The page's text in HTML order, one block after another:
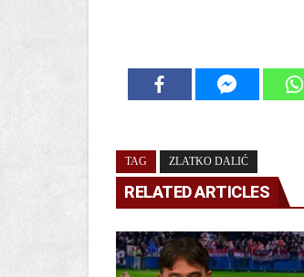
TAG ZLATKO DALIĆ
RELATED ARTICLES